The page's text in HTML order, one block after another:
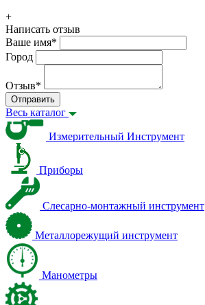
+
Написать отзыв
Ваше имя*
Город
Отзыв*
Отправить
Весь каталог
Измерительный Инструмент
Приборы
Слесарно-монтажный инструмент
Металлорежущий инструмент
Манометры